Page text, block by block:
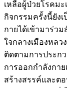
เหลือผู้ป่วยโรคม
กิจกรรมครั้งนี้ยัง
กายได้เข้ามาร่ว
ใจกลางเมืองหล
ติดตามการประก
การออกกำลังกา
สร้างสรรค์และต